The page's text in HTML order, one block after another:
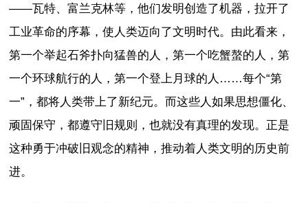
——瓦特、富兰克林等，他们发明创造了机器，拉开了
工业革命的序幕，使人类迈向了文明时代。由此看来，
第一个举起石斧扑向猛兽的人，第一个吃蟹螯的人，第
一个环球航行的人，第一个登上月球的人……每个“第
一”，都将人类带上了新纪元。而这些人如果思想僵化、
顽固保守，都遵守旧规则，也就没有真理的发现。正是
这种勇于冲破旧观念的精神，推动着人类文明的历史前
进。